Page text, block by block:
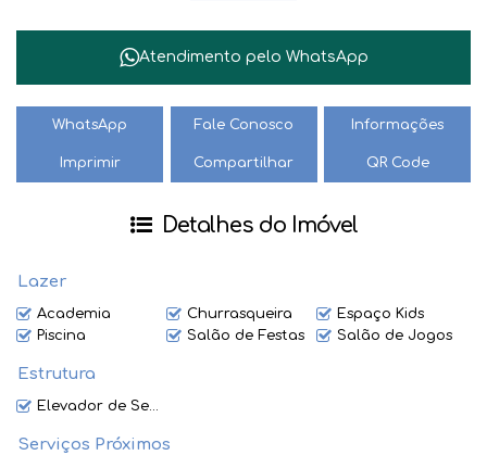
Atendimento pelo WhatsApp
WhatsApp Fale Conosco Informações
Imprimir Compartilhar QR Code
Detalhes do Imóvel
Lazer
Academia Churrasqueira
Espaço Kids
Piscina
Salão de Festas Salão de Jogos
Estrutura
Elevador de Serviço
Serviços Próximos